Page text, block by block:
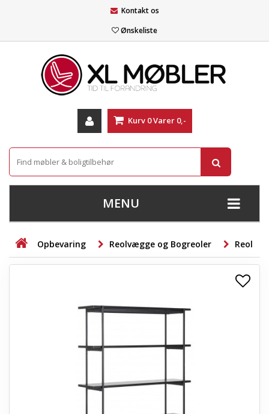
Kontakt os
Ønskeliste
Kurv 0Varer 0,-
MENU
+
STUE
+
Opbevaring Reolvægge og Bogreoler Reol